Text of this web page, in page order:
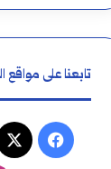
تابعنا على مواقع